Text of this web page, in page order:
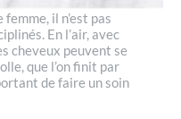
il n’est pas
En l’air, avec
cheveux peuvent se
que l’on finit par
de faire un soin